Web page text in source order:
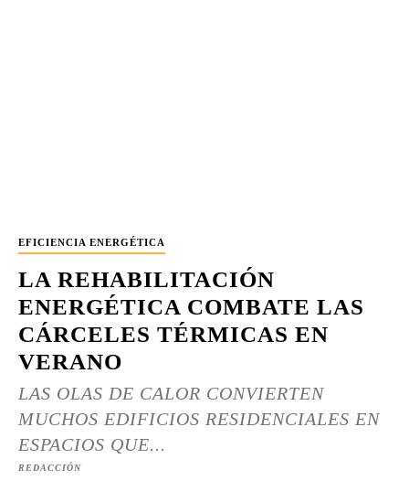
EFICIENCIA ENERGÉTICA
LA REHABILITACIÓN
ENERGÉTICA COMBATE LAS
CÁRCELES TÉRMICAS EN
VERANO
LAS OLAS DE CALOR CONVIERTEN
MUCHOS EDIFICIOS RESIDENCIALES EN
ESPACIOS QUE...
REDACCIÓN